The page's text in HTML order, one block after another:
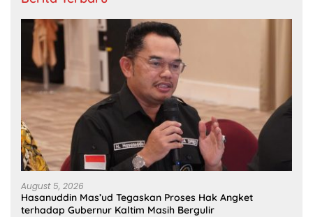
August 5, 2026
Hasanuddin Mas’ud Tegaskan Proses Hak Angket
terhadap Gubernur Kaltim Masih Bergulir